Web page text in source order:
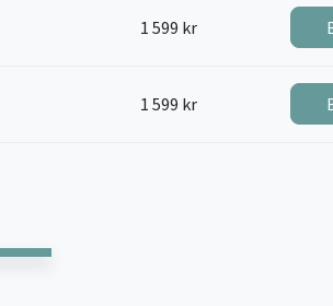
1 599 kr
1 599 kr